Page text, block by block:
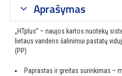
Aprašymas
„HTplus” – naujos kartos nuotekų
lietaus vandens šalinimui pastatų
(PP)
Paprastas ir greitas surinkimas –